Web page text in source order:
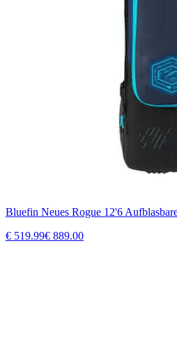
Bluefin Neues Rogue 12'6
€ 519.99€ 889.00